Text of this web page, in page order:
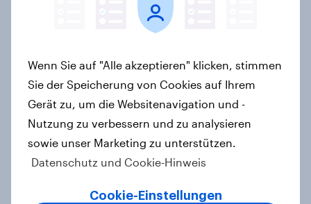
Lufthansa verzeichnet stärksten
Imagegewinn unter allen Marken
2025
Artikel
WhatsApp überholt Samsung in
Wenn Sie auf "Alle akzeptieren" klicken, stimmen
Sie der Speicherung von Cookies auf Ihrem
Gerät zu, um die Websitenavigation und -
Nutzung zu verbessern und zu analysieren
sowie unser Marketing zu unterstützen.
Datenschutz und Cookie-Hinweis
Cookie-Einstellungen